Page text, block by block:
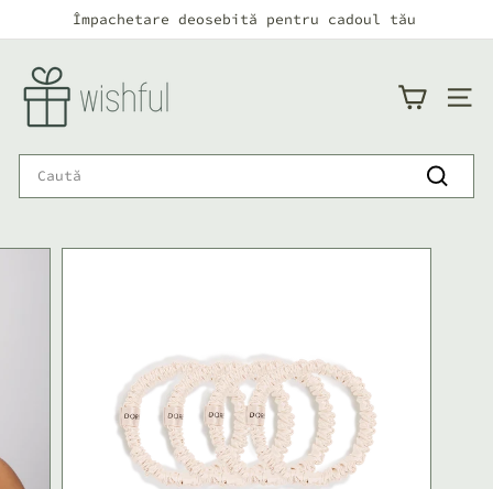
către
Pauză
Împachetare deosebită pentru cadoul tău
w
i
s
f
Caută